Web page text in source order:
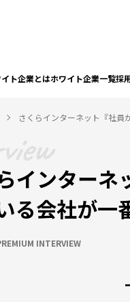
ト企業とはホワイト企業一覧採
さくらインターネット『社員
インターネ
る会社が一
INTERVIEW